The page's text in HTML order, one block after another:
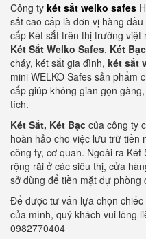
Công ty két sắt welko safes
sắt cao cấp là đơn vị hàng
cấp Két sắt trên thị trường việt
Két Sắt Welko Safes, Két
cháy, két sắt gia đình, két sắt
mini WELKO Safes sản phẩm
cấp giúp không gian gọn
tích.
Két Sắt, Két Bạc của công ty
hoàn hảo cho việc lưu trữ tiền
công ty, cơ quan. Ngoài ra
rộng rãi ở các siêu thị, cửa
sở dùng để tiền mặt dự phòng
Để được tư vấn lựa chọn
của mình, quý khách vui lòng
0982770404